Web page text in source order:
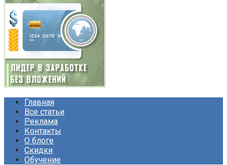
Главная
Все статьи
Реклама
Контакты
О блоге
Скидки
Обучение